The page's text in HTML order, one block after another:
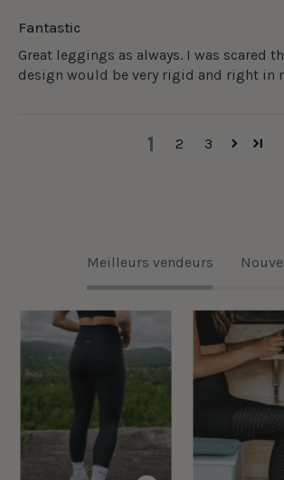
Fantastic
Great leggings as always. I was scared
design would be very rigid and right in
1 2 3
Meilleurs vendeurs
Legging
classique
-
Noir